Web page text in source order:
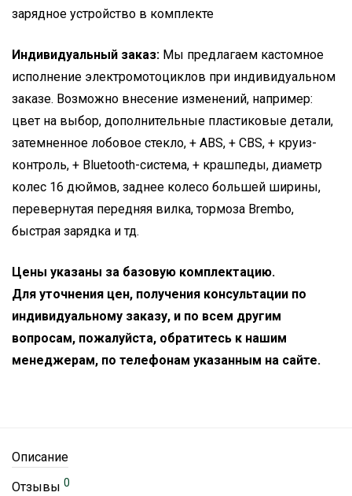
зарядное устройство в комплекте
Индивидуальный заказ: Мы предлагаем кастомное
исполнение электромотоциклов при индивидуальном
заказе. Возможно внесение изменений, например:
цвет на выбор, дополнительные пластиковые детали,
затемненное лобовое стекло, + ABS, + CBS, + круиз-
контроль, + Bluetooth-система, + крашпеды, диаметр
колес 16 дюймов, заднее колесо большей ширины,
перевернутая передняя вилка, тормоза Brembo,
быстрая зарядка и тд.
Цены указаны за базовую комплектацию.
Для уточнения цен, получения консультации по
индивидуальному заказу, и по всем другим
вопросам, пожалуйста, обратитесь к нашим
менеджерам, по телефонам указанным на сайте.
Описание
Отзывы 0